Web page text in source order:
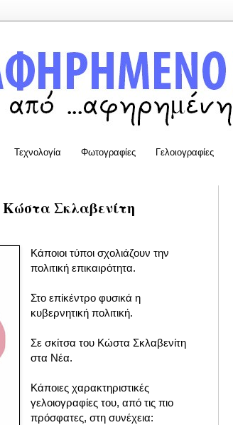
Τεχνολογία Φωτογραφίες Γελοιογραφίες
Κώστα Σκλαβενίτη
Κάποιοι τύποι σχολιάζουν την
πολιτική επικαιρότητα.
Στο επίκέντρο φυσικά η
κυβερνητική πολιτική.
Σε σκίτσα του Κώστα Σκλαβενίτη
στα Νέα.
Κάποιες χαρακτηριστικές
γελοιογραφίες του, από τις πιο
πρόσφατες, στη συνέχεια: